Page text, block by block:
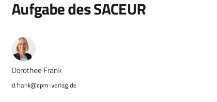
Aufgabe des SACEUR
Dorothee Frank
d.frank@cpm-verlag.de